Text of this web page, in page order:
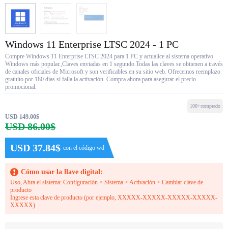
Windows 11 Enterprise LTSC 2024 - 1 PC
Compre Windows 11 Enterprise LTSC 2024 para 1 PC y actualice al sistema operativo
Windows más popular.,Claves enviadas en 1 segundo.Todas las claves se obtienen a través
de canales oficiales de Microsoft y son verificables en su sitio web. Ofrecemos reemplazo
gratuito por 180 días si falla la activación. Compra ahora para asegurar el precio
promocional.
USD 149.00$
USD 86.00$
USD 37.84$ con el código wd
100+comprado
Cómo usar la llave digital:
Uso, Abra el sistema: Configuración > Sistema > Activación > Cambiar clave de
producto
Ingrese esta clave de producto (por ejemplo, XXXXX-XXXXX-XXXXX-XXXXX-
XXXXX)